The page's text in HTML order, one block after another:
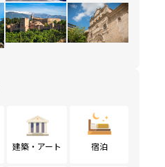
建築・アート 宿泊